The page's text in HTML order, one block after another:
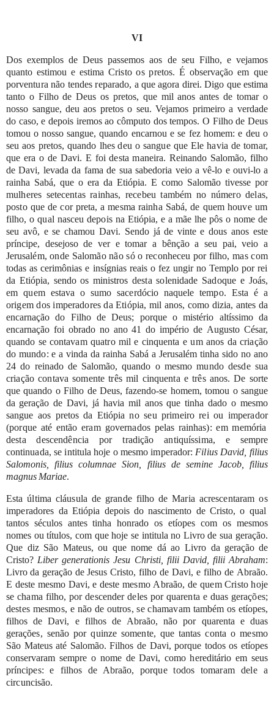
VI
Dos exemplos de Deus passemos aos de seu Filho, e vejamos
quanto estimou e estima Cristo ospretos. É observaçãoem que
porventura não tendesreparado, a que agora direi. Digo que estima
tanto o Filho de Deus os pretos, que mil anos antes de tomar o
nosso sangue, deu aos pretos o seu. Vejamos primeiro a verdade
do caso, e depois iremos ao cômputo dos tempos. O Filho de Deus
tomou o nosso sangue, quando encarnou e se fez homem: e deu o
seu aos pretos, quando lhesdeu o sangueque Ele havia de tomar,
que era o de Davi. E foidesta maneira. Reinando Salomão, filho
de Davi, levada da fama de sua sabedoria veio a vê-lo e ouvi-lo a
rainha Sabá, que o era da Etiópia. E como Salomão tivesse por
mulheres setecentas rainhas, recebeu também no número delas,
posto que de cor preta, a mesma rainha Sabá, de quem houve um
filho,o qual nasceu depois na Etiópia, e a mãe lhe pôs o nome de
seu avô, e se chamou Davi. Sendo já de vinte e dous anos este
príncipe, desejoso de ver e tomar a bênção a seu pai, veio a
Jerusalém, onde Salomão não só o reconheceu porfilho, mas com
todasas cerimônias e insígnias reais o fez ungir no Templo por rei
da Etiópia, sendo os ministros desta solenidade Sadoque e Joás,
em quem estava o sumosacerdócio naquele tempo. Esta é a
origem dosimperadores da Etiópia, mil anos, como dizia, antes da
encarnação do Filho de Deus; porque o mistério altíssimo da
encarnação foi obrado no ano 41 do império de Augusto César,
quando se contavam quatro mil e cinquenta e um anos da criação
do mundo: e a vinda da rainha Sabá a Jerusalém tinha sido no ano
24 do reinado de Salomão, quando o mesmo mundo desdesua
criaçãocontava somente trêsmil cinquenta e três anos. De sorte
que quando o Filho de Deus, fazendo-se homem, tomou o sangue
da geração de Davi, já havia mil anos que tinha dado o mesmo
sangue aos pretos da Etiópia no seu primeiro rei ou imperador
(porque até então eramgovernados pelas rainhas): em memória
desta descendência por tradição antiquíssima, e
sempre
continuada, se intitula hoje omesmo imperador: FiliusDavid, filius
Salomonis, filius columnae Sion, filius de semine Jacob, filius
magnus Mariae.
Esta última cláusula de grande filho de Maria acrescentaramos
imperadores da Etiópia depois do nascimento de Cristo, o qual
tantos séculos antes tinha honrado os etíopes com os mesmos
nomes ou títulos, com que hoje se intitula no Livro de sua geração.
Que diz São Mateus, ou que nome dá ao Livro da geração de
Cristo? Liber generationis Jesu Christi, filii David, filii Abraham:
Livro da geração de Jesus Cristo, filho de Davi, e filho de Abraão.
E deste mesmo Davi, e deste mesmo Abraão, de quemCristo hoje
se chama filho, por descender deles por quarenta e duas gerações;
destes mesmos, e não de outros, se chamavam também os etíopes,
filhos de Davi, e filhos de Abraão, não por quarenta e duas
gerações, senão por quinze somente, que tantasconta o mesmo
São Mateusaté Salomão. Filhos de Davi, porque todos os etíopes
conservaram sempre o nome de Davi, como hereditário em seus
príncipes:e filhos de Abraão, porque todos tomaram dele
a
circuncisão.